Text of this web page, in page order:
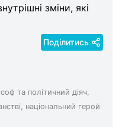
зміни, які
Поділитись
та політичний діяч,
національний герой